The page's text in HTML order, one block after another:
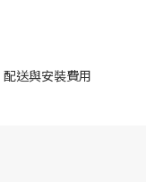
配送與安裝費用